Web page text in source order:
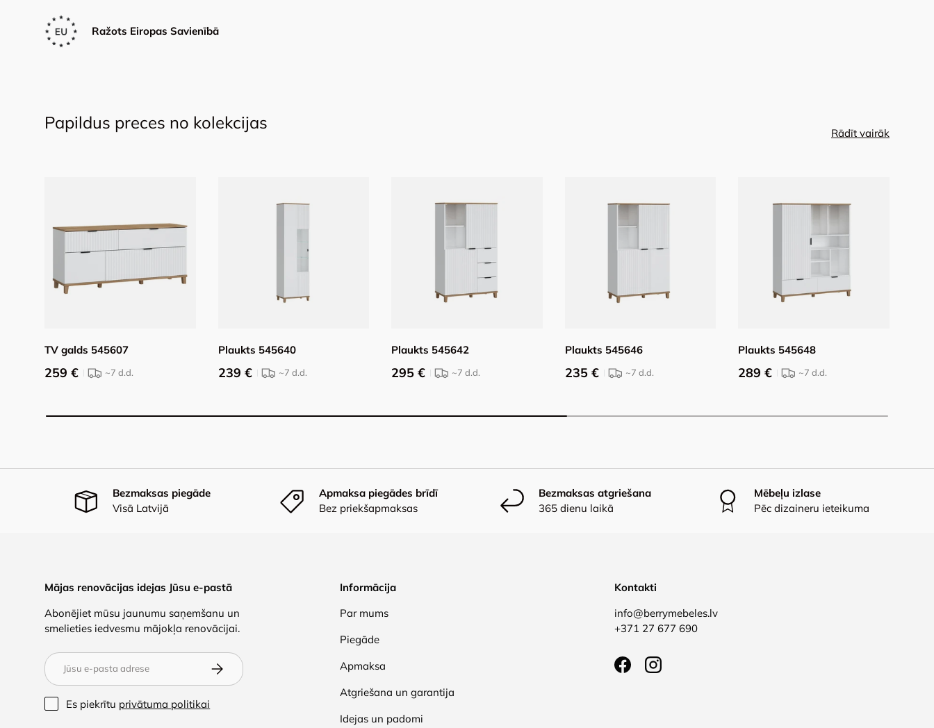
Ražots Eiropas Savienībā
Papildus preces no kolekcijas
Rādīt vairāk
TV galds 545607
259 € ~7 d.d.
Plaukts 545640
239 € ~7 d.d.
Plaukts 545642
295 € ~7d.d.
Plaukts 545646
235 € ~7 d.d.
Plaukts 545648
289 € ~7d.d.
Bezmaksas piegāde
Visā Latvijā
Apmaksa piegādes brīdī
Bez priekšapmaksas
Bezmaksas atgriešana
365 dienu laikā
Mēbeļu izlase
Pēc dizaineru ieteikuma
Mājas renovācijas idejas Jūsu e-pastā
Abonējiet mūsu jaunumu saņemšanu un
smelieties iedvesmu mājokļa renovācijai.
E-pasts
Abonēt
Es piekrītu privātuma politikai
Informācija
Par mums
Piegāde
Apmaksa
Atgriešana un garantija
Idejas un padomi
Kontakti
info@berrymebeles.lv
+371 27 677 690
FacebookInstagram